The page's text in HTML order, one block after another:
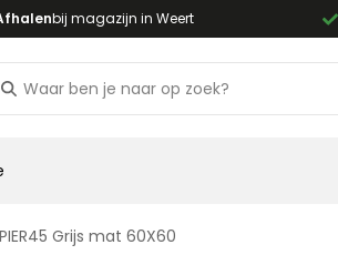
bij magazijn in Weert
Grijs mat 60X60